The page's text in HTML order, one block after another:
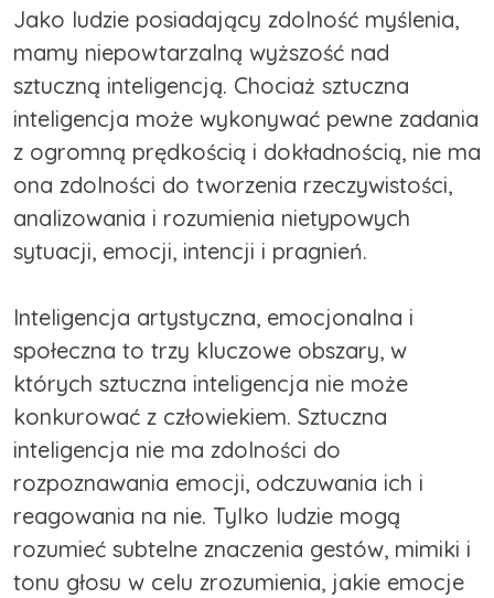
Jako ludzie posiadający zdolność myślenia,
mamy niepowtarzalną wyższość nad
sztuczną inteligencją. Chociaż sztuczna
inteligencja może wykonywać pewne zadania
z ogromną prędkością i dokładnością, nie ma
ona zdolności do tworzenia rzeczywistości,
analizowania i rozumienia nietypowych
sytuacji, emocji, intencji i pragnień.
Inteligencja artystyczna, emocjonalna i
społeczna to trzy kluczowe obszary, w
których sztuczna inteligencja nie może
konkurować z człowiekiem. Sztuczna
inteligencja nie ma zdolności do
rozpoznawania emocji, odczuwania ich i
reagowania na nie. Tylko ludzie mogą
rozumieć subtelne znaczenia gestów, mimiki i
tonu głosu w celu zrozumienia, jakie emocje